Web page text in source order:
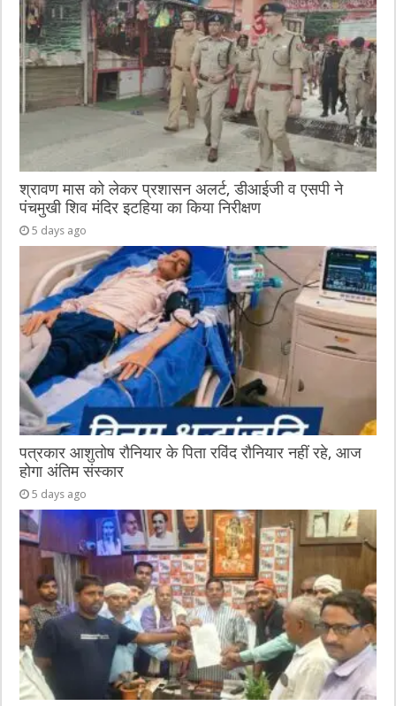
श्रावण मास को लेकर प्रशासन अलर्ट, डीआईजी व एसपी ने
पंचमुखी शिव मंदिर इटहिया का किया निरीक्षण
5 days ago
पत्रकार आशुतोष रौनियार के पिता रविंद रौनियार नहीं रहे, आज
होगा अंतिम संस्कार
5 days ago